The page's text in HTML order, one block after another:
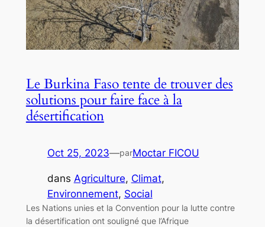
Le Burkina Faso tente de trouver des
solutions pour faire face à la
désertification
Oct 25, 2023—parMoctar FICOU
dans Agriculture, Climat
Environnement, Social
Les Nations unies et la Convention pour la lutte contre
la désertification ont souligné que l’Afrique